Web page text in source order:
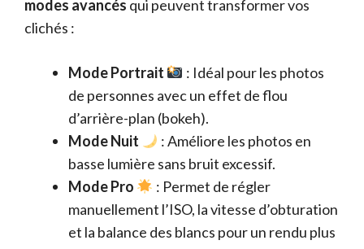
modes avancés qui peuvent transformer vos
clichés :
Mode Portrait
: Idéal pour les photos
de personnes avec un effet de flou
d’arrière-plan (bokeh).
Mode Nuit
: Améliore les photos en
basse lumière sans bruit excessif.
Mode Pro
: Permet de régler
manuellement l’ISO, la vitesse d’obturation
et la balance des blancs pour un rendu plus